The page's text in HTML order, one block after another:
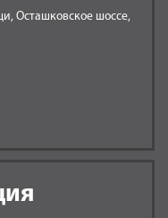
Осташковское шоссе,